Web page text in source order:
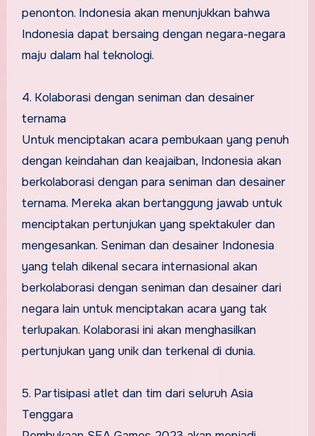
penonton. Indonesia akan menunjukkan bahwa
Indonesia dapat bersaing dengan negara-negara
maju dalam hal teknologi.
4. Kolaborasi dengan seniman dan desainer
ternama
Untuk menciptakan acara pembukaan yang penuh
dengan keindahan dan keajaiban, Indonesia akan
berkolaborasi dengan para seniman dan desainer
ternama. Mereka akan bertanggung jawab untuk
menciptakan pertunjukan yang spektakuler dan
mengesankan. Seniman dan desainer Indonesia
yang telah dikenal secara internasional akan
berkolaborasi dengan seniman dan desainer dari
negara lain untuk menciptakan acara yang tak
terlupakan. Kolaborasi ini akan menghasilkan
pertunjukan yang unik dan terkenal di dunia.
5. Partisipasi atlet dan tim dari seluruh Asia
Tenggara